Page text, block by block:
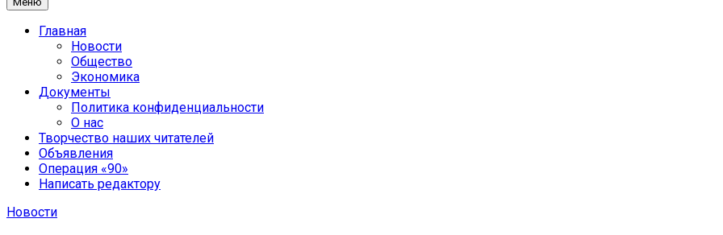
Главная
Новости
Общество
Экономика
Документы
Политика конфиденциальности
О нас
Творчество наших читателей
Объявления
Операция «90»
Написать редактору
Новости